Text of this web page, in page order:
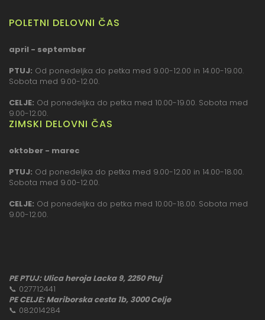
POLETNI DELOVNI ČAS
april - september
PTUJ: Od ponedeljka do petka med 9.00-12.00 in 14.00-19.00.
Sobota med 9.00-12.00.
CELJE: Od ponedeljka do petka med 10.00-19.00. Sobota med
9.00-12.00.
ZIMSKI DELOVNI ČAS
oktober - marec
PTUJ: Od ponedeljka do petka med 9.00-12.00 in 14.00-18.00.
Sobota med 9.00-12.00.
CELJE: Od ponedeljka do petka med 10.00-18.00. Sobota med
9.00-12.00.
PE PTUJ: Ulica heroja Lacka 9, 2250 Ptuj
📞 027712441
PE CELJE: Mariborska cesta 1b, 3000 Celje
📞 082014284